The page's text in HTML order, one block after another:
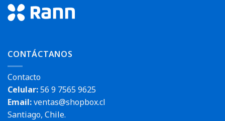
CONTÁCTANOS
Contacto
Celular:56 9 7565 9625
Email:ventas@shopbox.cl
Santiago, Chile.